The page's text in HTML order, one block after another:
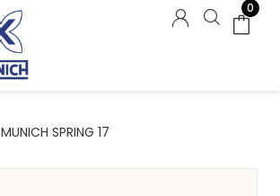
0
MUNICH SPRING 17